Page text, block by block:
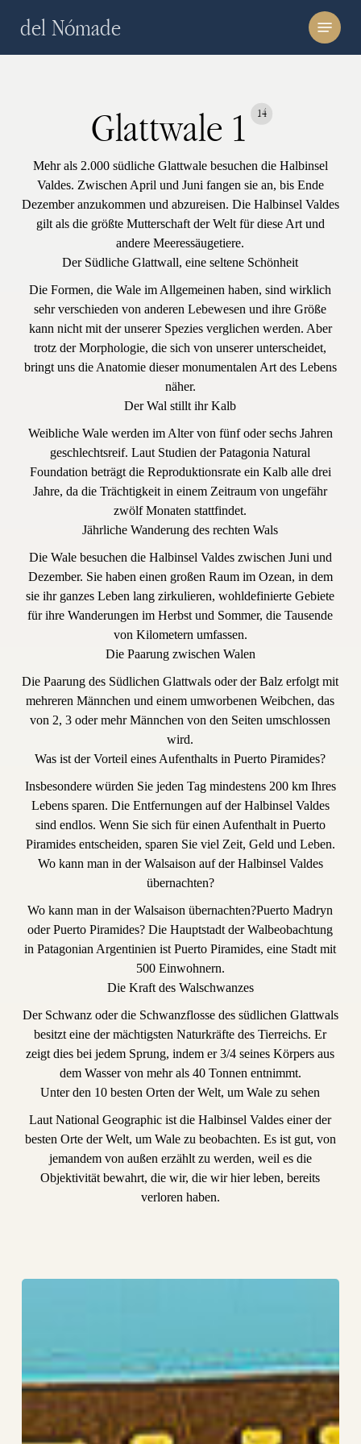
del Nómade Menu
Glattwale 1 14
Mehr als 2.000 südliche Glattwale besuchen die Halbinsel
Valdes. Zwischen April und Juni fangen sie an, bis Ende
Dezember anzukommen und abzureisen. Die Halbinsel Valdes
gilt als die größte Mutterschaft der Welt für diese Art und
andere Meeressäugetiere.
Der Südliche Glattwall, eine seltene Schönheit
Die Formen, die Wale im Allgemeinen haben, sind wirklich
sehr verschieden von anderen Lebewesen und ihre Größe
kann nicht mit der unserer Spezies verglichen werden. Aber
trotz der Morphologie, die sich von unserer unterscheidet,
bringt uns die Anatomie dieser monumentalen Art des Lebens
näher.
Der Wal stillt ihr Kalb
Weibliche Wale werden im Alter von fünf oder sechs Jahren
geschlechtsreif. Laut Studien der Patagonia Natural
Foundation beträgt die Reproduktionsrate ein Kalb alle drei
Jahre, da die Trächtigkeit in einem Zeitraum von ungefähr
zwölf Monaten stattfindet.
Jährliche Wanderung des rechten Wals
Die Wale besuchen die Halbinsel Valdes zwischen Juni und
Dezember. Sie haben einen großen Raum im Ozean, in dem
sie ihr ganzes Leben lang zirkulieren, wohldefinierte Gebiete
für ihre Wanderungen im Herbst und Sommer, die Tausende
von Kilometern umfassen.
Die Paarung zwischen Walen
Die Paarung des Südlichen Glattwals oder der Balz erfolgt mit
mehreren Männchen und einem umworbenen Weibchen, das
von 2, 3 oder mehr Männchen von den Seiten umschlossen
wird.
Was ist der Vorteil eines Aufenthalts in Puerto Piramides?
Insbesondere würden Sie jeden Tag mindestens 200 km Ihres
Lebens sparen. Die Entfernungen auf der Halbinsel Valdes
sind endlos. Wenn Sie sich für einen Aufenthalt in Puerto
Piramides entscheiden, sparen Sie viel Zeit, Geld und Leben.
Wo kann man in der Walsaison auf der Halbinsel Valdes
übernachten?
Wo kann man in der Walsaison übernachten?Puerto Madryn
oder Puerto Piramides? Die Hauptstadt der Walbeobachtung
in Patagonian Argentinien ist Puerto Piramides, eine Stadt mit
500 Einwohnern.
Die Kraft des Walschwanzes
Der Schwanz oder die Schwanzflosse des südlichen Glattwals
besitzt eine der mächtigsten Naturkräfte des Tierreichs. Er
zeigt dies bei jedem Sprung, indem er 3/4 seines Körpers aus
dem Wasser von mehr als 40 Tonnen entnimmt.
Unter den 10 besten Orten der Welt, um Wale zu sehen
Laut National Geographic ist die Halbinsel Valdes einer der
besten Orte der Welt, um Wale zu beobachten. Es ist gut, von
jemandem von außen erzählt zu werden, weil es die
Objektivität bewahrt, die wir, die wir hier leben, bereits
verloren haben.
Walsaison
auf